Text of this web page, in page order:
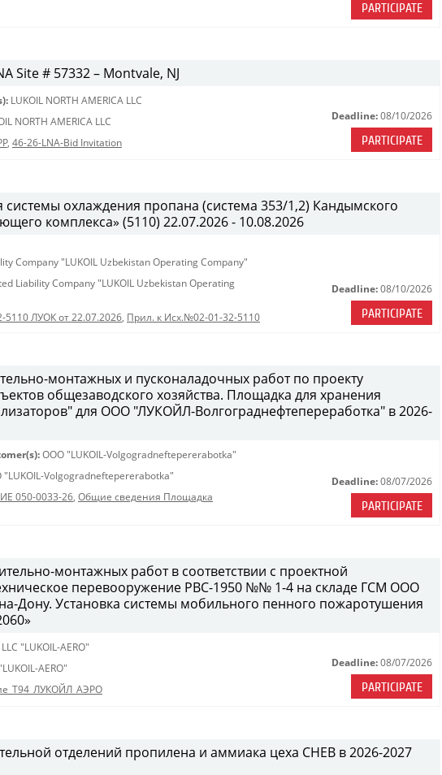
PARTICIPATE
Site # 57332 – Montvale, NJ
LUKOIL NORTH AMERICA LLC
NORTH AMERICA LLC
, 46-26-LNA-Bid Invitation
Deadline: 08/10/2026
PARTICIPATE
охлаждения пропана (система 353/1,2) Кандымского
комплекса» (5110) 22.07.2026 - 10.08.2026
Company "LUKOIL Uzbekistan Operating Company"
Liability Company "LUKOIL Uzbekistan Operating
5110 ЛУОК от 22.07.2026, Прил. к Исх.№02-01-32-5110
Deadline: 08/10/2026
PARTICIPATE
монтажных и пусконаладочных работ по проекту
общезаводского хозяйства. Площадка для хранения
для ООО "ЛУКОЙЛ-Волгограднефтепереработка" в 2026-
OOO "LUKOIL-Volgogradneftepererabotka"
"LUKOIL-Volgogradneftepererabotka"
050-0033-26, Общие сведения Площадка
Deadline: 08/07/2026
PARTICIPATE
монтажных работ в соответствии с проектной
перевооружение РВС-1950 №№ 1-4 на складе ГСМ ООО
Дону. Установка системы мобильного пенного пожаротушения
LLC "LUKOIL-AERO"
AERO"
Deadline: 08/07/2026
PARTICIPATE
отделений пропилена и аммиака цеха СНЕВ в 2026-2027